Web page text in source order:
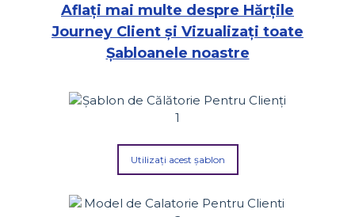
Aflați mai multe despre Hărțile
Journey Client și Vizualizați toate
Șabloanele noastre
Utilizați acest șablon